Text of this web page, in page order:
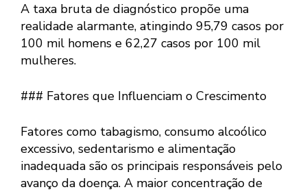
A taxa bruta de diagnóstico propõe uma
realidade alarmante, atingindo 95,79 casos por
100 mil homens e 62,27 casos por 100 mil
mulheres.
### Fatores que Influenciam o Crescimento
Fatores como tabagismo, consumo alcoólico
excessivo, sedentarismo e alimentação
inadequada são os principais responsáveis pelo
avanço da doença. A maior concentração de